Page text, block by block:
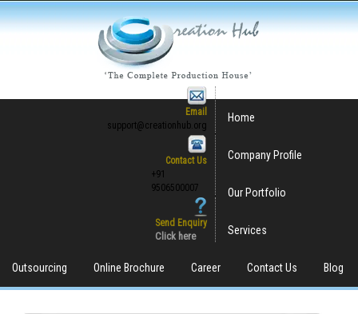
Email
support@creationhub.org
Contact Us
+91
9506500007
Send Enquiry
Click here
Home
Company Profile
Our Portfolio
Services
Outsourcing Online Brochure Career Contact Us Blog